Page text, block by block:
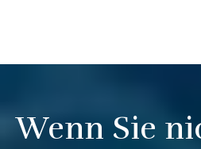
Wenn Sie